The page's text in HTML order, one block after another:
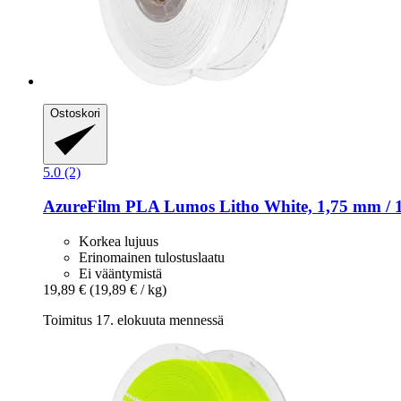
Ostoskori
5.0 (2)
AzureFilm PLA Lumos Litho White, 1,75 mm /
Korkea lujuus
Erinomainen tulostuslaatu
Ei vääntymistä
19,89 € (19,89 € / kg)
Toimitus 17. elokuuta mennessä